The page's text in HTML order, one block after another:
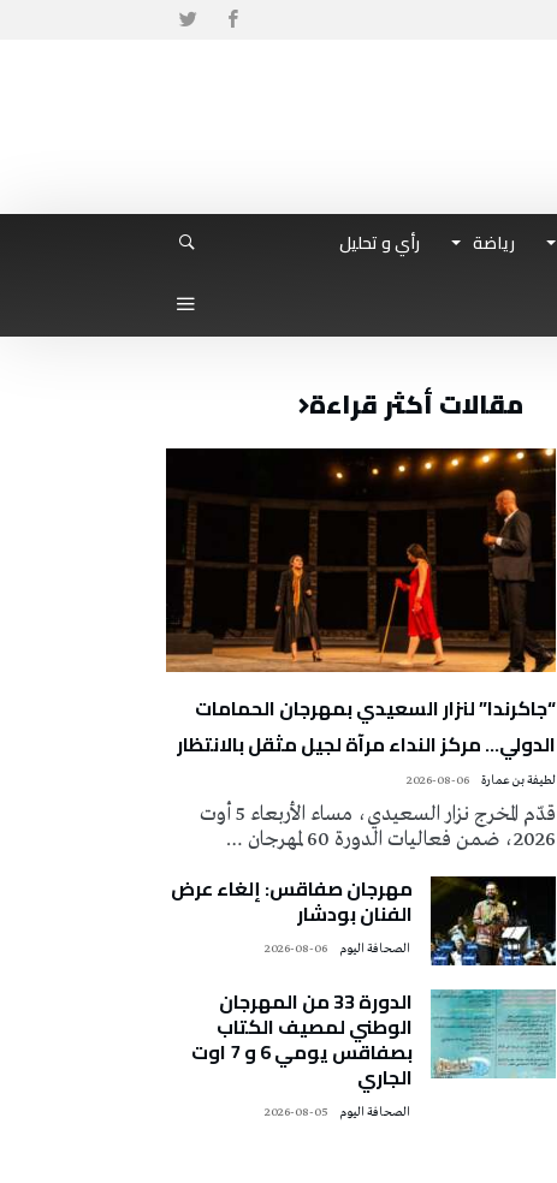
رياضة
رأي و تحليل
مقالات أكثر قراءة
“جاكرندا” لنزار السعيدي بمهرجان الحمامات
الدولي… مركز النداء مرآة لجيل مثقل بالانتظار
لطيفة بن عمارة 2026-08-06
قدّم المخرج نزار السعيدي، مساء الأربعاء 5 أوت
2026، ضمن فعاليات الدورة 60 لمهرجان …
مهرجان صفاقس: إلغاء عرض
الفنان بودشار
2026-08-06
الدورة 33 من المهرجان
الوطني لمصيف الكتاب
بصفاقس يومي 6 و 7 اوت
الجاري
2026-08-05